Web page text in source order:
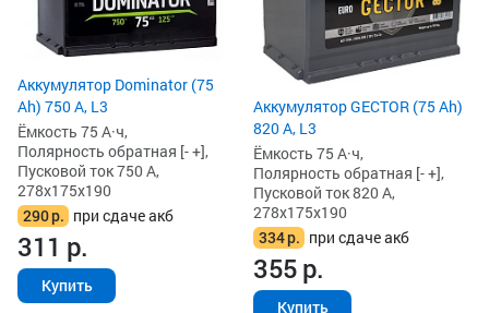
Аккумулятор Dominator (75
Ah) 750 А, L3
Ёмкость 75 А·ч,
Полярность обратная [- +],
Пусковой ток 750 А,
278x175x190
290р. при сдаче акб
311 р.
Купить
Аккумулятор GECTOR (75 Ah)
820 А, L3
Ёмкость 75 А·ч,
Полярность обратная [- +],
Пусковой ток 820 А,
278x175x190
334р. при сдаче акб
355р.
Купить